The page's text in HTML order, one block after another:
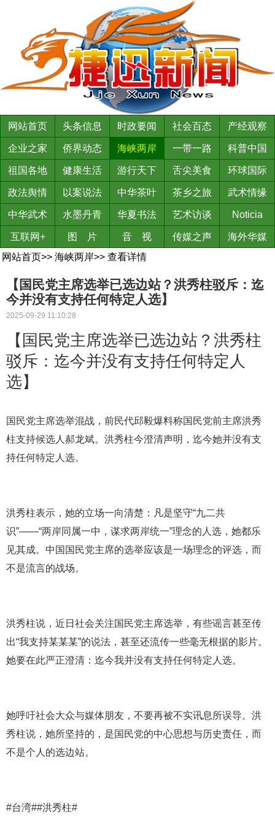
网站首页 头条信息 时政要闻 社会百态 产经观察
企业之家 侨界动态 海峡两岸 一带一路 科普中国
祖国各地 健康生活 游行天下 舌尖美食 环球国际
政法舆情 以案说法 中华茶叶 茶乡之旅 武术情缘
中华武术 水墨丹青 华夏书法 艺术访谈 Noticia
互联网+ 图 片 音 视 传媒之声
海外华媒
网站首页>> 海峡两岸>> 查看详情
【国民党主席选举已选边站？洪秀柱驳斥：迄
今并没有支持任何特定人选】
2025-09-29 11:10:28
【国民党主席选举已选边站？洪秀柱
驳斥：迄今并没有支持任何特定人
选】
国民党主席选举混战，前民代邱毅爆料称国民党前主席洪秀
柱支持候选人郝龙斌。洪秀柱今澄清声明，迄今她并没有支
持任何特定人选。
洪秀柱表示，她的立场一向清楚：凡是坚守“九二共
识”——“两岸同属一中，谋求两岸统一”理念的人选，她都乐
见其成。中国国民党主席的选举应该是一场理念的评选，而
不是流言的战场。
洪秀柱说，近日社会关注国民党主席选举，有些谣言甚至传
出“我支持某某某”的说法，甚至还流传一些毫无根据的影片。
她要在此严正澄清：迄今我并没有支持任何特定人选。
她呼吁社会大众与媒体朋友，不要再被不实讯息所误导。洪
秀柱说，她所坚持的，是国民党的中心思想与历史责任，而
不是个人的选边站。
#台湾##洪秀柱#